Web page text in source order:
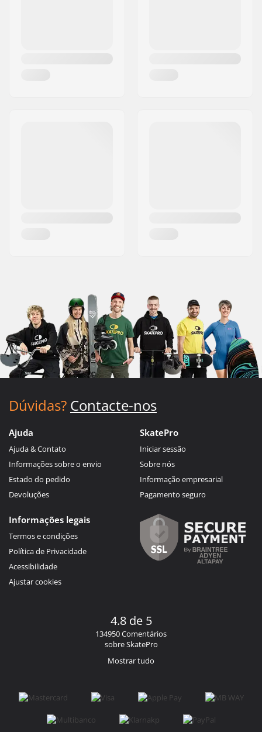
Dúvidas? Contacte-nos
Ajuda
Ajuda & Contato
Informações sobre o envio
Estado do pedido
Devoluções
SkatePro
Iniciar sessão
Sobre nós
Informação empresarial
Pagamento seguro
Informações legais
Termos e condições
Política de Privacidade
Acessibilidade
Ajustar cookies
4.8 de 5
134950 Comentários
sobre SkatePro
Mostrar tudo